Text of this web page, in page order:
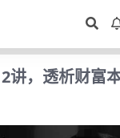
讲，透析财富